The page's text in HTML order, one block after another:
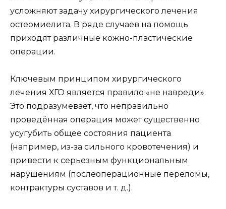
усложняют задачу хирургического лечения
остеомиелита. В ряде случаев на помощь
приходят различные кожно-пластические
операции.
Ключевым принципом хирургического
лечения ХГО является правило «не навреди».
Это подразумевает, что неправильно
проведённая операция может существенно
усугубить общее состояния пациента
(например, из-за сильного кровотечения) и
привести к серьезным функциональным
нарушениям (послеоперационные переломы,
контрактуры суставов и т. д.).